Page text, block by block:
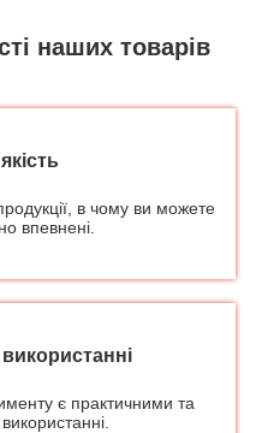
наших товарів
в чому ви можете
впевнені.
є практичними та